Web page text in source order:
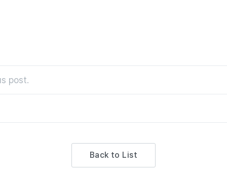
post.
Back to List